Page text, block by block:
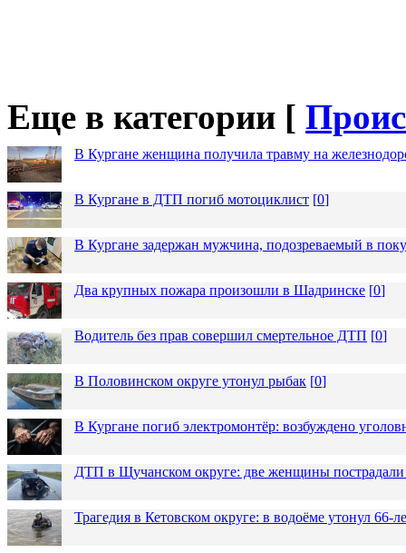
Еще в категории [
В Кургане женщина получила травму на
В Кургане в ДТП погиб мотоциклист [0]
В Кургане задержан мужчина, подозреваемый в
Два крупных пожара произошли в Шадринске [0]
Водитель без прав совершил смертельное ДТП [0]
В Половинском округе утонул рыбак [0]
В Кургане погиб электромонтёр: возбуждено
ДТП в Щучанском округе: две женщины пострадали
Трагедия в Кетовском округе: в водоёме утонул 66-